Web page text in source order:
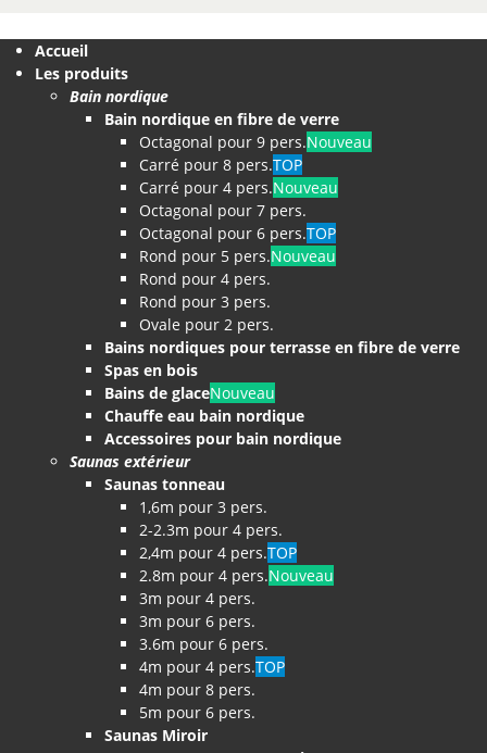
Accueil
Les produits
Bain nordique
Bain nordique en fibre de verre
Octagonal pour 9 pers.Nouveau
Carré pour 8 pers.TOP
Carré pour 4 pers.Nouveau
Octagonal pour 7 pers.
Octagonal pour 6 pers.TOP
Rond pour 5 pers.Nouveau
Rond pour 4 pers.
Rond pour 3 pers.
Ovale pour 2 pers.
Bains nordiques pour terrasse en fibre de verre
Spas en bois
Bains de glaceNouveau
Chauffe eau bain nordique
Accessoires pour bain nordique
Saunas extérieur
Saunas tonneau
1,6m pour 3 pers.
2-2.3m pour 4 pers.
2,4m pour 4 pers.TOP
2.8m pour 4 pers.Nouveau
3m pour 4 pers.
3m pour 6 pers.
3.6m pour 6 pers.
4m pour 4 pers.TOP
4m pour 8 pers.
5m pour 6 pers.
Saunas Miroir